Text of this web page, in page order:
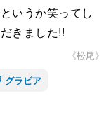
いうか笑ってし
きました!!
《松尾》
グラビア